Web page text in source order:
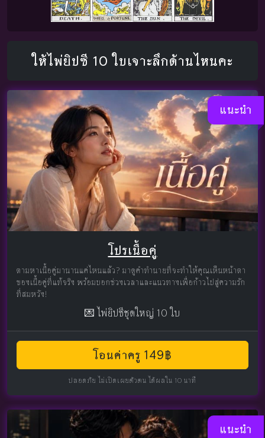
ให้ไพ่ยิปซี 10 ใบเจาะลึกด้านไหนคะ
แนะนำ
โปรเนื้อคู่
ตามหาเนื้อคู่มานานแค่ไหนแล้ว? มาดูคำทำนายที่จะทำให้คุณเห็นหน้าตา
ของเนื้อคู่ที่แท้จริง พร้อมบอกช่วงเวลาและแนวทางเพื่อก้าวไปสู่ความรัก
ที่สมหวัง!
💌 ไพ่ยิปซีชุดใหญ่ 10 ใบ
โอนค่าครู 149฿
ปลอดภัย ไม่เปิดเผยตัวตน ได้ผลใน 10 นาที
แนะนำ